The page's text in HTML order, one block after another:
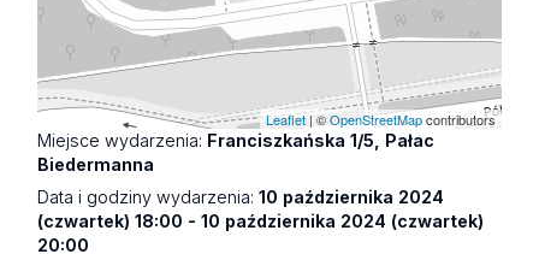
Leaflet| ©OpenStreetMapcontributors
Miejsce wydarzenia: Franciszkańska 1/5, Pałac
Biedermanna
Data i godziny wydarzenia:10 października 2024
(czwartek) 18:00 - 10 października 2024 (czwartek)
20:00